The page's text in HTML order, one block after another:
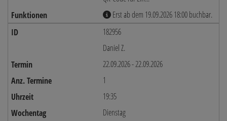
Erst ab dem 19.09.2026 18:00 buchbar.
182956
Daniel Z.
22.09.2026 - 22.09.2026
1
19:35
Dienstag